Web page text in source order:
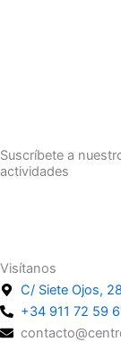
Suscríbete a
actividades
Visítanos
C/ Siete Ojos,
+34 911 72 59